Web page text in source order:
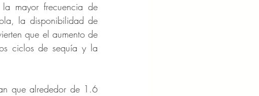
mayor frecuencia de
la disponibilidad de
que el aumento de
ciclos de sequía y la
que alrededor de 1.6